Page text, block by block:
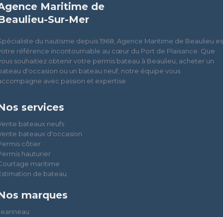
Maritime de
Sur-Mer
du nautisme depuis 1968, Agence Maritime de Beaulieu
référence incontournable au cœur du Port de Plaisance. Que
souhaitiez obtenir votre permis bateau à Beaulieu, acheter un
d'occasion ou un bateau neuf, notre équipe vous
avec passion et expertise
services
bateaux neufs
bateaux d'occasion
côtier
hauturier
maritime
de bateau
marques